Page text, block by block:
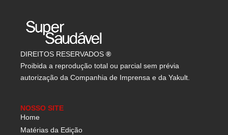
DIREITOS RESERVADOS ®
Proibida a reprodução total ou parcial sem prévia
autorização da Companhia de Imprensa e da Yakult.
NOSSO SITE
Home
Matérias da Edição